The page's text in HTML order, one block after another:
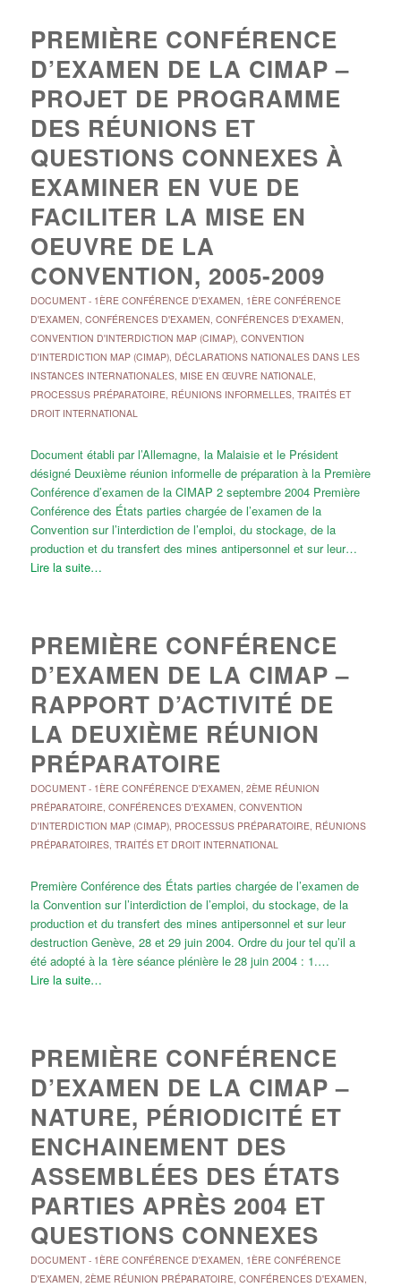
PREMIÈRE CONFÉRENCE
D’EXAMEN DE LA CIMAP –
PROJET DE PROGRAMME
DES RÉUNIONS ET
QUESTIONS CONNEXES À
EXAMINER EN VUE DE
FACILITER LA MISE EN
OEUVRE DE LA
CONVENTION, 2005-2009
DOCUMENT- 1ÈRE CONFÉRENCE D'EXAMEN, 1ÈRE CONFÉRENCE
D'EXAMEN, CONFÉRENCES D'EXAMEN, CONFÉRENCES D'EXAMEN,
CONVENTION D'INTERDICTION MAP (CIMAP), CONVENTION
D'INTERDICTION MAP (CIMAP), DÉCLARATIONS NATIONALES DANS LES
INSTANCES INTERNATIONALES, MISE EN ŒUVRE NATIONALE,
PROCESSUS PRÉPARATOIRE, RÉUNIONS INFORMELLES, TRAITÉS ET
DROIT INTERNATIONAL
Document établi par l’Allemagne, la Malaisie et le Président
désigné Deuxième réunion informelle de préparation à la Première
Conférence d’examen de la CIMAP 2 septembre 2004 Première
Conférence des États parties chargée de l’examen de la
Convention sur l’interdiction de l’emploi, du stockage, de la
production et du transfert des mines antipersonnel et sur leur…
Lire la suite…
PREMIÈRE CONFÉRENCE
D’EXAMEN DE LA CIMAP –
RAPPORT D’ACTIVITÉ DE
LA DEUXIÈME RÉUNION
PRÉPARATOIRE
DOCUMENT- 1ÈRE CONFÉRENCE D'EXAMEN, 2ÈME RÉUNION
PRÉPARATOIRE, CONFÉRENCES D'EXAMEN, CONVENTION
D'INTERDICTION MAP (CIMAP), PROCESSUS PRÉPARATOIRE, RÉUNIONS
PRÉPARATOIRES, TRAITÉS ET DROIT INTERNATIONAL
Première Conférence des États parties chargée de l’examen de
la Convention sur l’interdiction de l’emploi, du stockage, de la
production et du transfert des mines antipersonnel et sur leur
destruction Genève, 28 et 29 juin 2004. Ordre du jour tel qu’il a
été adopté à la 1ère séance plénière le 28 juin 2004 : 1.…
Lire la suite…
PREMIÈRE CONFÉRENCE
D’EXAMEN DE LA CIMAP –
NATURE, PÉRIODICITÉ ET
ENCHAINEMENT DES
ASSEMBLÉES DES ÉTATS
PARTIES APRÈS 2004 ET
QUESTIONS CONNEXES
DOCUMENT- 1ÈRE CONFÉRENCE D'EXAMEN, 1ÈRE CONFÉRENCE
D'EXAMEN, 2ÈME RÉUNION PRÉPARATOIRE, CONFÉRENCES D'EXAMEN,